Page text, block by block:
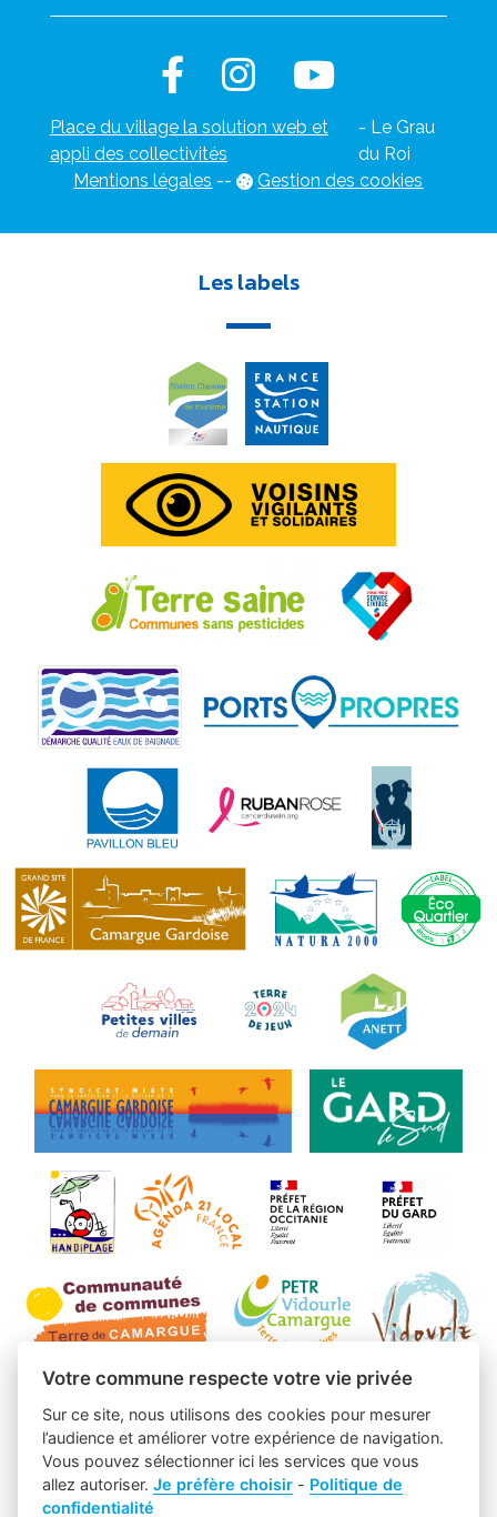
Place du village la solution web et
appli des collectivités
- Le Grau
du Roi
Mentions légales -- Gestion des cookies
Les labels
Votre commune respecte votre vie privée
Sur ce site, nous utilisons des cookies pour mesurer
l’audience et améliorer votre expérience de navigation.
Vous pouvez sélectionner ici les services que vous
allez autoriser.Je préfère choisir - Politique de
confidentialité